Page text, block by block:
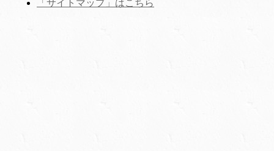
‎「サイトマップ」はこちら